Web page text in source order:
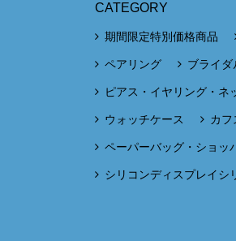
CATEGORY
期間限定特別価格商品
ペアリング ブライ
ピアス・イヤリング・ネ
ウォッチケース カフ
ペーパーバッグ・ショッ
シリコンディスプレイシ